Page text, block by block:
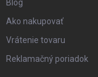
Blog
Ako nakupovať
Vrátenie tovaru
Reklamačný poriadok